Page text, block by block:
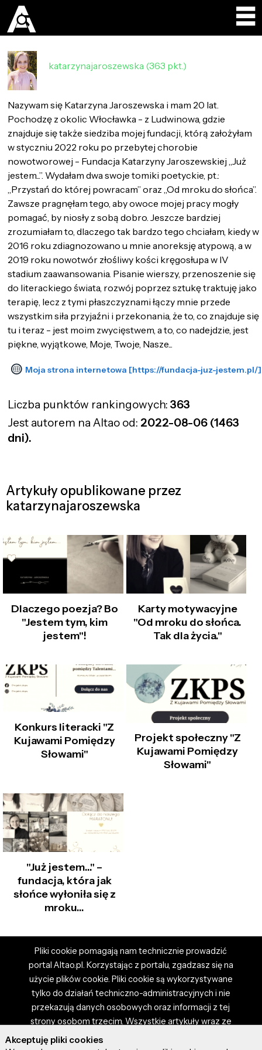
katarzynajaroszewska (363 pkt.)
Nazywam się Katarzyna Jaroszewska i mam 20 lat.
Pochodzę z okolic Włocławka - z Ludwinowa, gdzie
znajduje się także siedziba mojej fundacji, którą założyłam
w styczniu 2022 roku po przebytej chorobie
nowotworowej - Fundacja Katarzyny Jaroszewskiej „Już
jestem...”. Wydałam dwa swoje tomiki poetyckie, pt.:
„Przystań do której powracam” oraz „Od mroku do słońca”.
Zawsze pragnęłam tego, aby owoce mojej pracy mogły
pomagać, by niosły z sobą dobro. Jeszcze bardziej
zrozumiałam to, dlaczego tak bardzo tego chciałam, kiedy w
2016 roku zdiagnozowano u mnie anoreksję atypową, a w
2019 roku nowotwór złośliwy kości kręgosłupa w IV
stadium zaawansowania. Pisanie wierszy, przenoszenie się
do literackiego świata, rozwój poprzez sztukę traktuję jako
terapię, lecz z tymi płaszczyznami łączy mnie przede
wszystkim siła przyjaźni i przekonania, że to, co znajduje się
tu i teraz - jest moim zwycięstwem, a to, co nadejdzie, jest
piękne, wyjątkowe, Moje, Twoje, Nasze...
Moja strona internetowa [https://fundacja-juz-jestem.pl/]
Liczba punktów rankingowych:363
Jest autorem na Altao od: 2022-08-06 (1463
dni).
Artykuły opublikowane przez
katarzynajaroszewska
Dlaczego poezja? Bo
"Jestem tym, kim
jestem"!
Karty motywacyjne
"Od mroku do słońca.
Tak dla życia."
Konkurs literacki "Z
Kujawami Pomiędzy
Słowami"
Projekt społeczny "Z
Kujawami Pomiędzy
Słowami"
"Już jestem…" –
fundacja, która jak
słońce wyłoniła się z
mroku...
Pliki cookie pomagają nam technicznie prowadzić
portal Altao.pl. Korzystając z portalu, zgadzasz się na
użycie plików cookie. Pliki cookie są wykorzystywane
tylko do działań techniczno-administracyjnych i nie
przekazują danych osobowych oraz informacji z tej
strony osobom trzecim. Wszystkie artykuły wraz ze
zdjęciami i materiałami dostępnymi na portalu są
Akceptuję pliki cookies